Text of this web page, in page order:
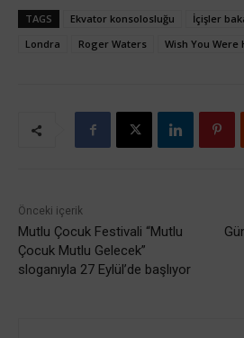
TAGS Ekvator konsolosluğu İçişler
Londra
Roger Waters Wish You Were
Önceki içerik
Mutlu Çocuk Festivali “Mutlu
Çocuk Mutlu Gelecek”
sloganıyla 27 Eylül’de başlıyor